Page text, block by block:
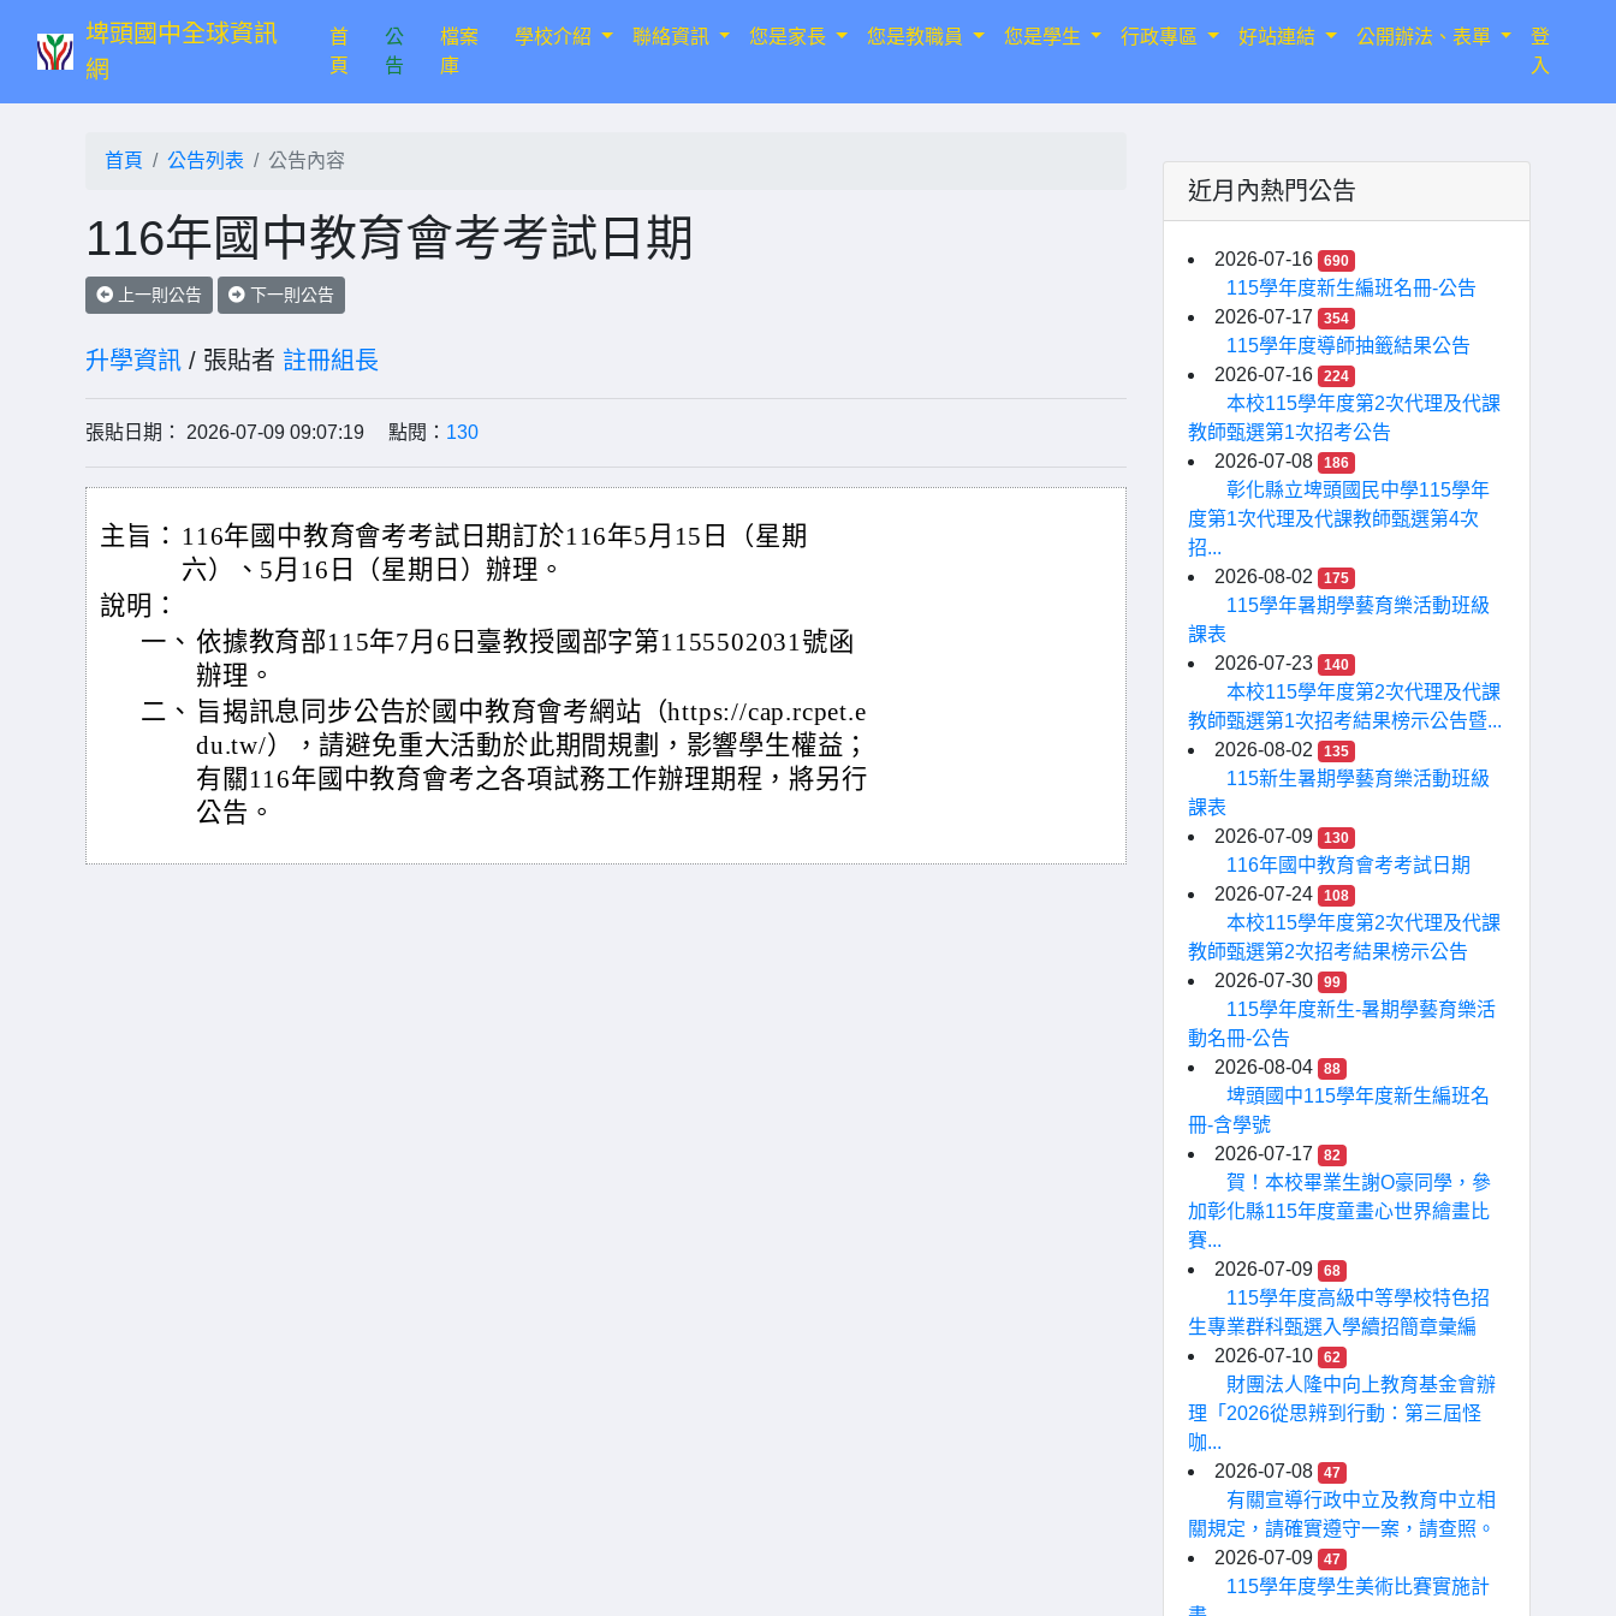
埤頭國中全球資訊
網
首
頁(current)
公
告
檔案
庫
學校介紹 聯絡資訊 您是家長 您是教職員 您是學生 行政專區 好站連結 公開辦法、表單
登
入
首頁 公告列表 公告內容
116年國中教育會考考試日期
上一則公告 下一則公告
升學資訊 / 張貼者 註冊組長
張貼日期： 2026-07-09 09:07:19 點閱： 130
主旨： 116年國中教育會考考試日期訂於116年5月15日（星期
六）、5月16日（星期日）辦理。
說明：
一、 依據教育部115年7月6日臺教授國部字第1155502031號函
辦理。
二、 旨揭訊息同步公告於國中教育會考網站（https://cap.rcpet.e
du.tw/），請避免重大活動於此期間規劃，影響學生權益；
有關116年國中教育會考之各項試務工作辦理期程，將另行
公告。
近月內熱門公告
2026-07-16 690
115學年度新生編班名冊-公告
2026-07-17
354
115學年度導師抽籤結果公告
2026-07-16
224
本校115學年度第2次代理及代課
教師甄選第1次招考公告
2026-07-08
186
彰化縣立埤頭國民中學115學年
度第1次代理及代課教師甄選第4次
招...
2026-08-02
175
115學年暑期學藝育樂活動班級
課表
2026-07-23
140
本校115學年度第2次代理及代課
教師甄選第1次招考結果榜示公告暨...
2026-08-02
135
115新生暑期學藝育樂活動班級
課表
2026-07-09
130
116年國中教育會考考試日期
2026-07-24
108
本校115學年度第2次代理及代課
教師甄選第2次招考結果榜示公告
2026-07-30
99
115學年度新生-暑期學藝育樂活
動名冊-公告
2026-08-04
88
埤頭國中115學年度新生編班名
冊-含學號
2026-07-17
82
賀！本校畢業生謝O豪同學，參
加彰化縣115年度童畫心世界繪畫比
賽...
2026-07-09
68
115學年度高級中等學校特色招
生專業群科甄選入學續招簡章彙編
2026-07-10
62
財團法人隆中向上教育基金會辦
理「2026從思辨到行動：第三屆怪
咖...
2026-07-08
47
有關宣導行政中立及教育中立相
關規定，請確實遵守一案，請查照。
2026-07-09
47
115學年度學生美術比賽實施計